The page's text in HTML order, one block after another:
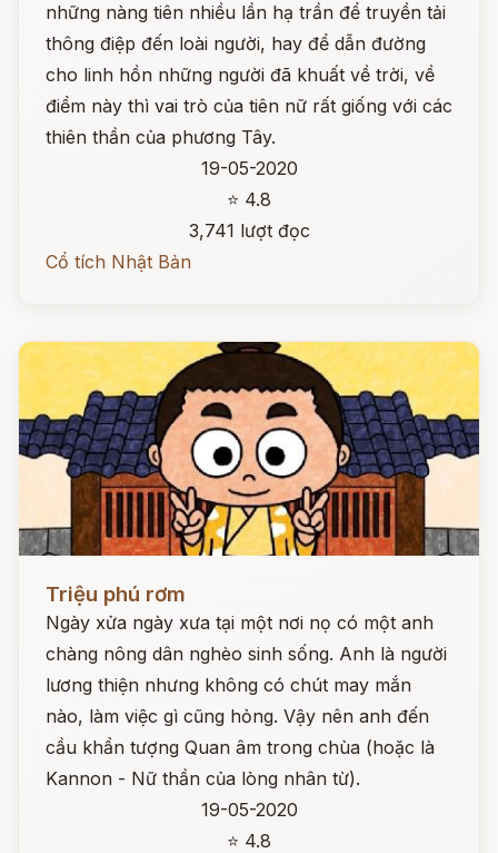
những nàng tiên nhiều lần hạ trần để truyền tải
thông điệp đến loài người, hay để dẫn đường
cho linh hồn những người đã khuất về trời, về
điểm này thì vai trò của tiên nữ rất giống với các
thiên thần của phương Tây.
19-05-2020
⭐ 4.8
3,741 lượt đọc
Cổ tích Nhật Bản
Triệu phú rơm
Ngày xửa ngày xưa tại một nơi nọ có một anh
chàng nông dân nghèo sinh sống. Anh là người
lương thiện nhưng không có chút may mắn
nào, làm việc gì cũng hỏng. Vậy nên anh đến
cầu khẩn tượng Quan âm trong chùa (hoặc là
Kannon - Nữ thần của lòng nhân từ).
19-05-2020
⭐ 4.8